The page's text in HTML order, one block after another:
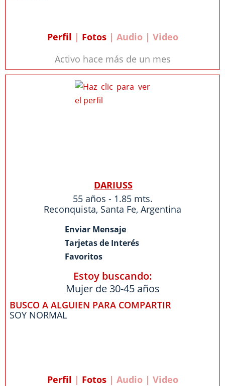
Perfil | Fotos| Audio | Video
Activo hace más de un mes
DARIUSS
55 años - 1.85 mts.
Reconquista, Santa Fe, Argentina
Enviar Mensaje
Tarjetas de Interés
Favoritos
Estoy buscando:
Mujer de 30-45 años
BUSCO A ALGUIEN PARA COMPARTIR
SOY NORMAL
Perfil | Fotos| Audio | Video